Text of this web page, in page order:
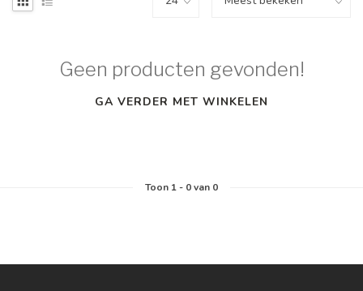
Geen producten gevonden!
GA VERDER MET WINKELEN
Toon 1- 0van 0